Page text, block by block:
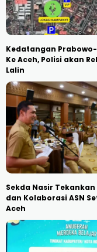
Kedatangan
Ke Aceh, Polisi akan
Lalin
Sekda Nasir
dan Kolaborasi ASN
Aceh